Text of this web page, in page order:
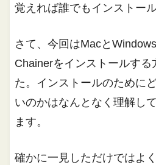
覚えれば誰でもインストー
さて、今回はMacと
Chainerをインストールする
た。インストールのために
いのかはなんとなく理解し
ます。
確かに一見しただけではよ